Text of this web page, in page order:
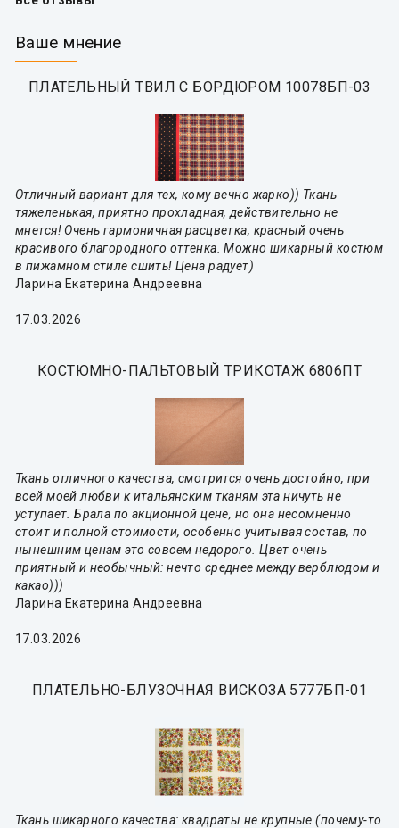
Ваше мнение
ПЛАТЕЛЬНЫЙ ТВИЛ С БОРДЮРОМ 10078БП-03
Отличный вариант для тех, кому вечно жарко)) Ткань
тяжеленькая, приятно прохладная, действительно не
мнется! Очень гармоничная расцветка, красный очень
красивого благородного оттенка. Можно шикарный костюм
в пижамном стиле сшить! Цена радует)
Ларина Екатерина Андреевна
17.03.2026
КОСТЮМНО-ПАЛЬТОВЫЙ ТРИКОТАЖ 6806ПТ
Ткань отличного качества, смотрится очень достойно, при
всей моей любви к итальянским тканям эта ничуть не
уступает. Брала по акционной цене, но она несомненно
стоит и полной стоимости, особенно учитывая состав, по
нынешним ценам это совсем недорого. Цвет очень
приятный и необычный: нечто среднее между верблюдом и
какао)))
Ларина Екатерина Андреевна
17.03.2026
ПЛАТЕЛЬНО-БЛУЗОЧНАЯ ВИСКОЗА 5777БП-01
Ткань шикарного качества: квадраты не крупные (почему-то